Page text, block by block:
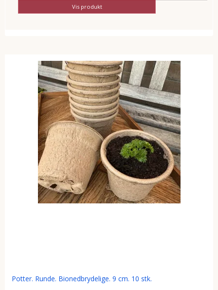
Vis produkt
Potter. Runde. Bionedbrydelige. 9 cm. 10 stk.